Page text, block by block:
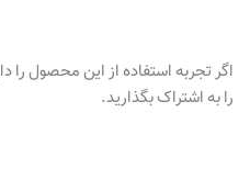
اگر تجربه استفاده از این محصول را
را به اشتراک بگذارید.